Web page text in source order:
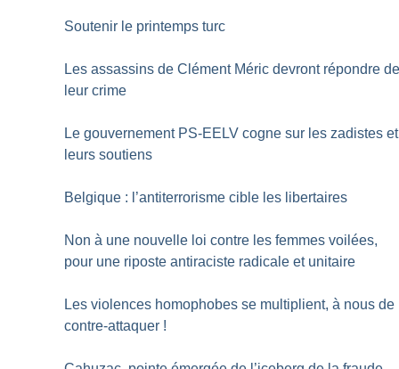
Soutenir le printemps turc
Les assassins de Clément Méric devront répondre
leur crime
Le gouvernement PS-EELV cogne sur les zadistes et
leurs soutiens
Belgique : l’antiterrorisme cible les libertaires
Non à une nouvelle loi contre les femmes voilées,
pour une riposte antiraciste radicale et unitaire
Les violences homophobes se multiplient, à nous de
contre-attaquer !